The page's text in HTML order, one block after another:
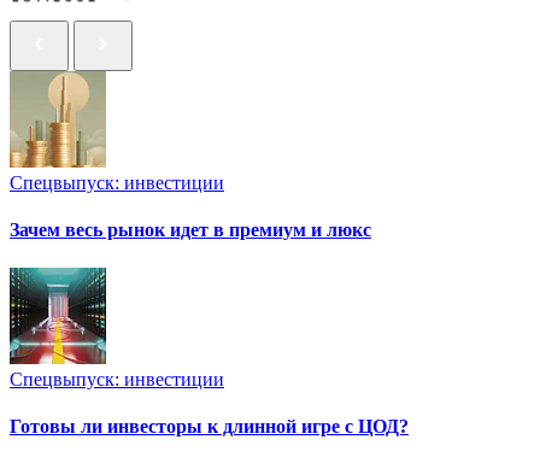
Спецвыпуск: инвестиции
Зачем весь рынок идет в премиум и люкс
Спецвыпуск: инвестиции
Готовы ли инвесторы к длинной игре с ЦОД?